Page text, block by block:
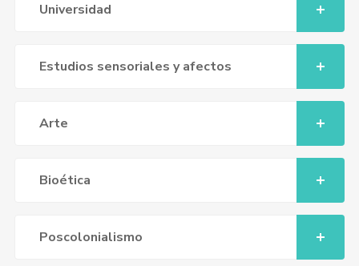
Universidad
Estudios sensoriales y afectos
Arte
Bioética
Poscolonialismo